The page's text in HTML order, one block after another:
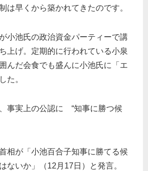
は早くから築かれてきたのです。
小池氏の政治資金パーティーで講
上げ。定期的に行われている小泉
んだ会食でも盛んに小池氏に「エ
た。
事実上の公認に “知事に勝つ候
相が「小池百合子知事に勝てる候
ないか」（12月17日）と発言。